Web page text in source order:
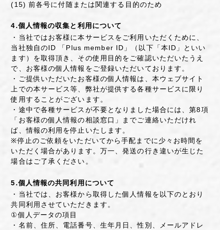
(15) 前各号に付随または関連する目的のため
4.個人情報の収集と利用について
・当社ではお客様に本サービスをご利用いただくために、
当社独自のID 「Plus member ID」（以下「本ID」といい
ます）を取得頂き、その使用目的をご確認いただいたうえ
で、お客様の個人情報をご登録いただいております。
・ご提供いただいたお客様の個人情報は、本ウェブサイト
上での本サービス等、弊社が提供する各種サービスに限り
使用することがございます。
・途中で各種サービスが不要となりました場合には、第8項
「お客様の個人情報の相談窓口」までご連絡いただけれ
ば、情報の利用を停止いたします。
※停止のご依頼をいただいてから手配までに少々お時間を
いただく場合があります。万一、発送の行き違いが生じた
場合はご了承ください。
5.個人情報の共同利用について
・当社では、お客様から取得した個人情報を以下のとおり
共同利用させていただきます。
①個人データの項目
・名前、住所、電話番号、生年月日、性別、メールアドレ